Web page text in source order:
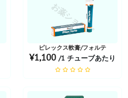
お薬ショップ
ピレックス軟膏/フォルテ
¥1,100 /1 チューブあたり